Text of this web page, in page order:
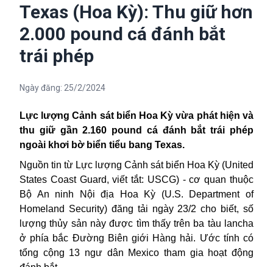
Texas (Hoa Kỳ): Thu giữ hơn
2.000 pound cá đánh bắt
trái phép
Ngày đăng: 25/2/2024
Lực lượngCảnh sát biển Hoa Kỳ vừa phát hiện và
thu giữ gần 2.160 pound cá đánh bắt trái phép
ngoài khơi bờ biển tiểu bang Texas.
Nguồn tin từ Lực lượng Cảnh sát biển Hoa Kỳ (United
States Coast Guard, viết tắt: USCG) - cơ quan thuộc
Bộ An ninh Nội địa Hoa Kỳ (U.S. Department of
Homeland Security) đăng tải ngày 23/2 cho biết, số
lượng thủy sản này được tìm thấy trên ba tàu lancha
ở phía bắc Đường Biên giới Hàng hải. Ước tính có
tổng cộng 13 ngư dân Mexico tham gia hoạt động